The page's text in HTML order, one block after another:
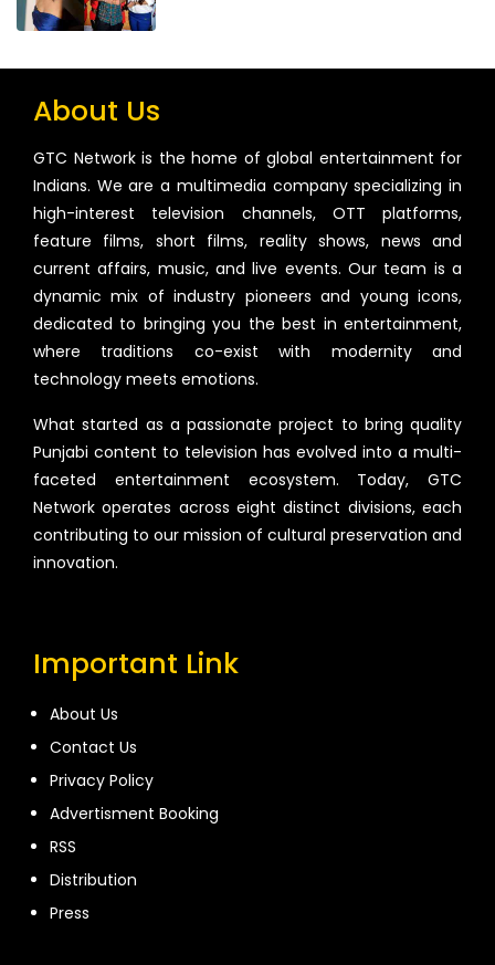
About Us
GTC Network is the home of global entertainment for
Indians. We are a multimedia company specializing in
high-interest television channels, OTT platforms,
feature films, short films, reality shows, news and
current affairs, music, and live events. Our team is a
dynamic mix of industry pioneers and young icons,
dedicated to bringing you the best in entertainment,
where traditions co-exist with modernity and
technology meets emotions.
What started as a passionate project to bring quality
Punjabi content to television has evolved into a multi-
faceted entertainment ecosystem. Today, GTC
Network operates across eight distinct divisions, each
contributing to our mission of cultural preservation and
innovation.
Important Link
About Us
Contact Us
Privacy Policy
Advertisment Booking
RSS
Distribution
Press